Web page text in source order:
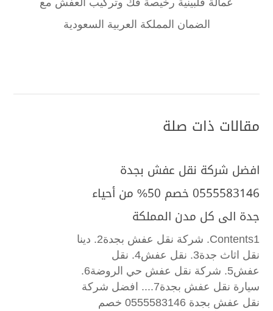
الضمان المملكة العربية السعودية
مقالات ذات صلة
افضل شركة نقل عفش بجدة
0555583146 خصم 50% من أحياء
جدة الى كل مدن المملكة
Contents1. شركة نقل عفش بجدة2. دينا
نقل اثاث جدة3. نقل عفش4. نقل
عفش5. شركة نقل عفش حي الروضة6.
سيارة نقل عفش بجدة7.... افضل شركة
نقل عفش بجدة 0555583146 خصم